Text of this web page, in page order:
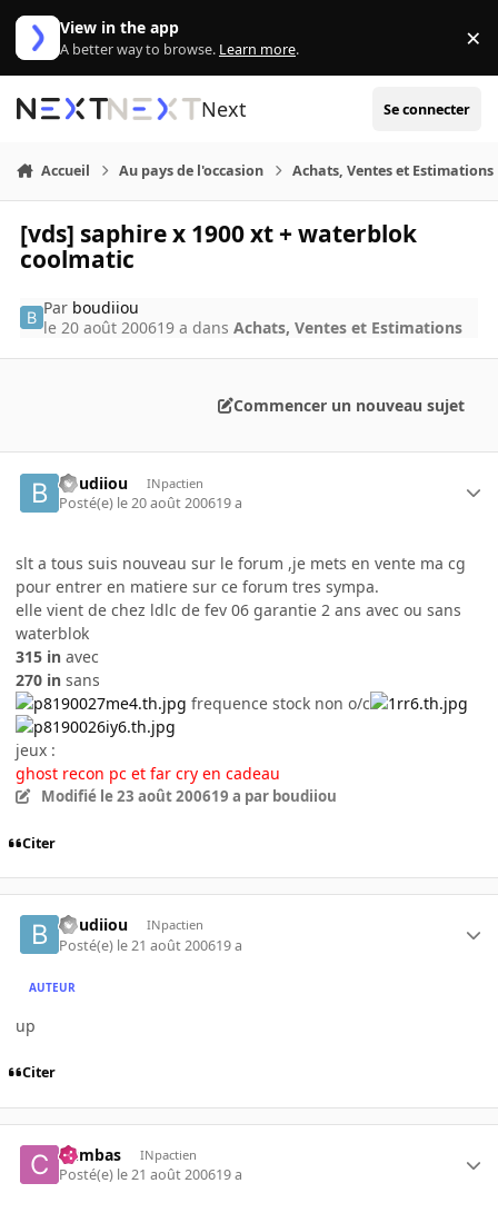
Aller au contenu
View in the app
A better way to browse. Learn more. ×
Next Se connecter
Accueil Au pays de l'occasion Achats, Ventes et Estimations
[vds] saphire x 1900 xt + waterblok
coolmatic
Par boudiiou
le 20 août 200619 a dansAchats, Ventes et Estimations
Commencer un nouveau sujet
boudiiou INpactien
Posté(e) le 20 août 200619 a
slt a tous suis nouveau sur le forum ,je mets en vente ma cg
pour entrer en matiere sur ce forum tres sympa.
elle vient de chez ldlc de fev 06 garantie 2 ans avec ou sans
waterblok
315 in avec
270 in sans
frequence stock non o/c
jeux :
ghost recon pc et far cry en cadeau
Modifié le 23 août 200619 a par boudiiou
Citer
boudiiou INpactien
Posté(e) le 21 août 200619 a
AUTEUR
up
Citer
Cumbas INpactien
Posté(e) le 21 août 200619 a